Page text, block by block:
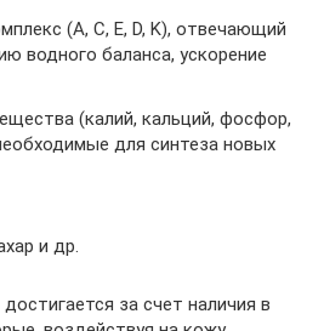
(А, С, Е, D, K), отвечающий
водного баланса, ускорение
(калий, кальций, фосфор,
для синтеза новых
и др.
за счет наличия в